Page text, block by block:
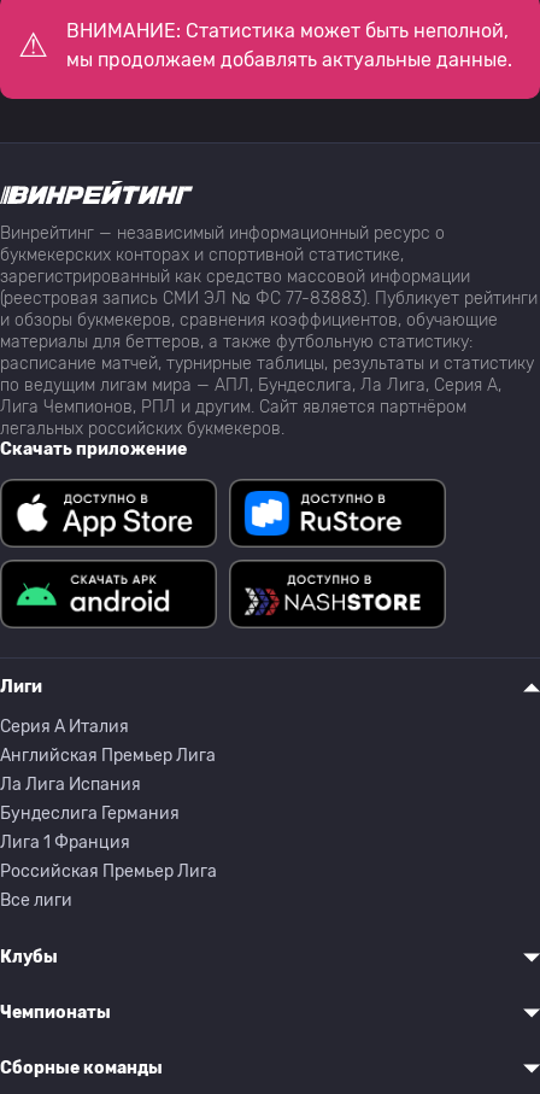
ВНИМАНИЕ: Статистика может быть неполной,
мы продолжаем добавлять актуальные данные.
Винрейтинг — независимый информационный ресурс о
букмекерских конторах и спортивной статистике,
зарегистрированный как средство массовой информации
(реестровая запись СМИ ЭЛ № ФС 77-83883). Публикует рейтинги
и обзоры букмекеров, сравнения коэффициентов, обучающие
материалы для беттеров, а также футбольную статистику:
расписание матчей, турнирные таблицы, результаты и статистику
по ведущим лигам мира — АПЛ, Бундеслига, Ла Лига, Серия А,
Лига Чемпионов, РПЛ и другим. Сайт является партнёром
легальных российских букмекеров.
Скачать приложение
Лиги
Серия A Италия
Английская Премьер Лига
Ла Лига Испания
Бундеслига Германия
Лига 1 Франция
Российская Премьер Лига
Все лиги
Клубы
Чемпионаты
Сборные команды